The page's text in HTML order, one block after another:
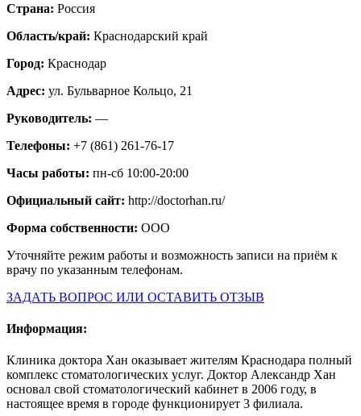
Страна: Россия
Область/край: Краснодарский край
Город: Краснодар
Адрес: ул. Бульварное Кольцо, 21
Руководитель: —
Телефоны: +7 (861) 261-76-17
Часы работы: пн-сб 10:00-20:00
Официальный сайт: http://doctorhan.ru/
Форма собственности: ООО
Уточняйте режим работы и возможность записи на приём к
врачу по указанным телефонам.
ЗАДАТЬ ВОПРОС ИЛИ ОСТАВИТЬ ОТЗЫВ
Информация:
Клиника доктора Хан оказывает жителям Краснодара полный
комплекс стоматологических услуг. Доктор Александр Хан
основал свой стоматологический кабинет в 2006 году, в
настоящее время в городе функционирует 3 филиала.